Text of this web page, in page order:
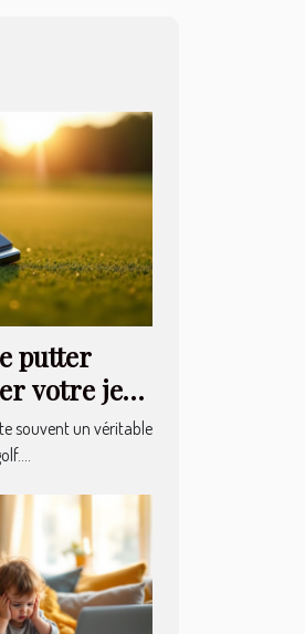
putter
votre jeu
souvent un véritable